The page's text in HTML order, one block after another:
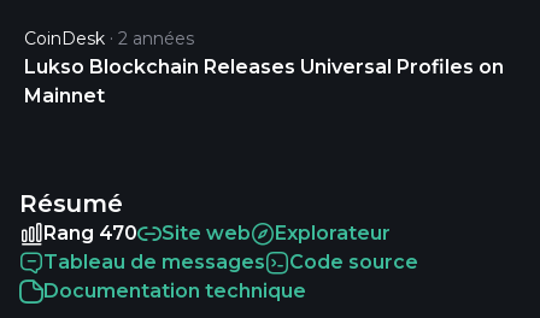
CoinDesk 2 années
Lukso Blockchain Releases Universal Profiles on
Mainnet
Résumé
Rang 470 Site web
Explorateur
Tableau de messages
Code source
Documentation technique